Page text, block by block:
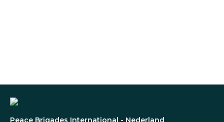
Peace Brigades International - Nederland